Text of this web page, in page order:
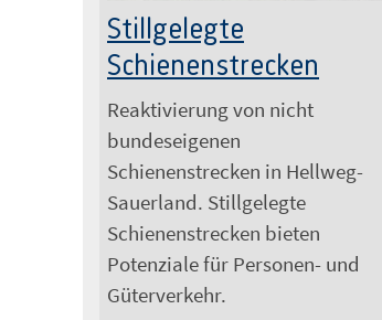
Stillgelegte
Schienenstrecken
Reaktivierung von nicht
bundeseigenen
Schienenstrecken in Hellweg-
Sauerland. Stillgelegte
Schienenstrecken bieten
Potenziale für Personen- und
Güterverkehr.